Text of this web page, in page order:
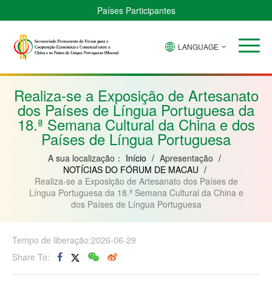
Países Participantes
Verde
Bissau
Guiné
Moçambique
LANGUAGE
Realiza-se a Exposição de Artesanato
dos Países de Língua Portuguesa da
18.ª Semana Cultural da China e dos
Países de Língua Portuguesa
A sua localização： Início / Apresentação /
NOTÍCIAS DO FÓRUM DE MACAU /
Realiza-se a Exposição de Artesanato dos Países de
Língua Portuguesa da 18.ª Semana Cultural da China e
dos Países de Língua Portuguesa
Tempo de liberação:2026-06-29
Share To: